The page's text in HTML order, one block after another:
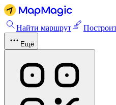
Найти маршрут
Ещё